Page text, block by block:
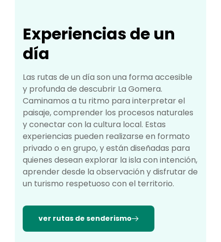
Experiencias de un
día
Las rutas de un día son una forma accesible
y profunda de descubrir La Gomera.
Caminamos a tu ritmo para interpretar el
paisaje, comprender los procesos naturales
y conectar con la cultura local. Estas
experiencias pueden realizarse en formato
privado o en grupo, y están diseñadas para
quienes desean explorar la isla con intención,
aprender desde la observación y disfrutar de
un turismo respetuoso con el territorio.
ver rutas de senderismo